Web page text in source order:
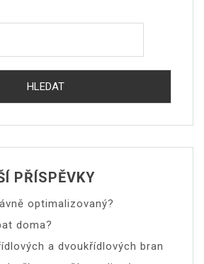
PŘÍSPĚVKY
optimalizovaný?
doma?
a dvoukřídlových bran